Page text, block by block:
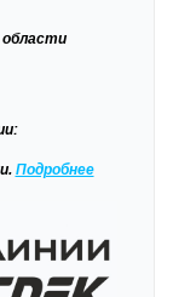
области
Подробнее